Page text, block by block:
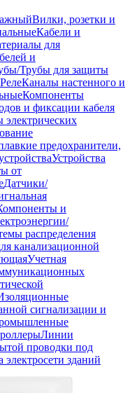
Вилки, розетки и
Кабели и
для
и
Трубы для защиты
РелеКаналы настенного и
Компоненты
и фиксации кабеля
электрических
предохранители,
Устройства
от
Датчики/
и
распределения
канализационной
Учетная
сигнализации и
Линии
проводки под
зданий